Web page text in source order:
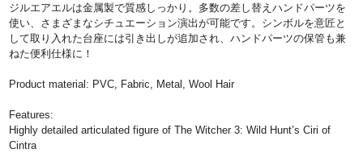
ジルエアエルは金属製で質感しっかり。多数の差し替えハンドパーツを
使い、さまざまなシチュエーション演出が可能です。シンボルを意匠と
して取り入れた台座には引き出しが追加され、ハンドパーツの保管も兼
ねた便利仕様に！
Product material: PVC, Fabric, Metal, Wool Hair
Features:
Highly detailed articulated figure of The Witcher 3: Wild Hunt’s Ciri of
Cintra